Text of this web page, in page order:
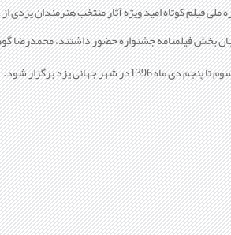
امید ویژه آثار منتخب هنرمندان یزدی از 22 تا 23 آذرماه در یزد برگزار شد.
شهر جهانی یزد برگزار شود.